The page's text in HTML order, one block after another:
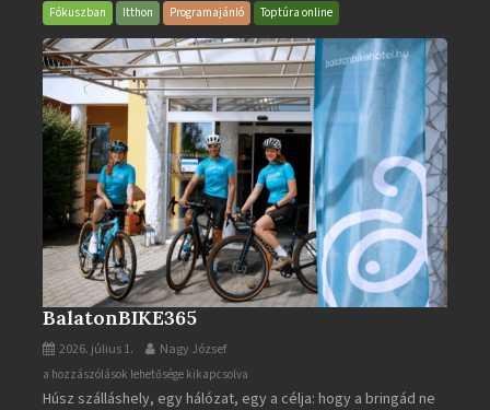
bejegyzéshez
Fókuszban Itthon Programajánló Toptúra online
BalatonBIKE365
2026. július 1. Nagy József
BalatonBIKE365
bejegyzéshez
a hozzászólások lehetősége kikapcsolva
Húsz szálláshely, egy hálózat, egy a célja: hogy a bringád ne